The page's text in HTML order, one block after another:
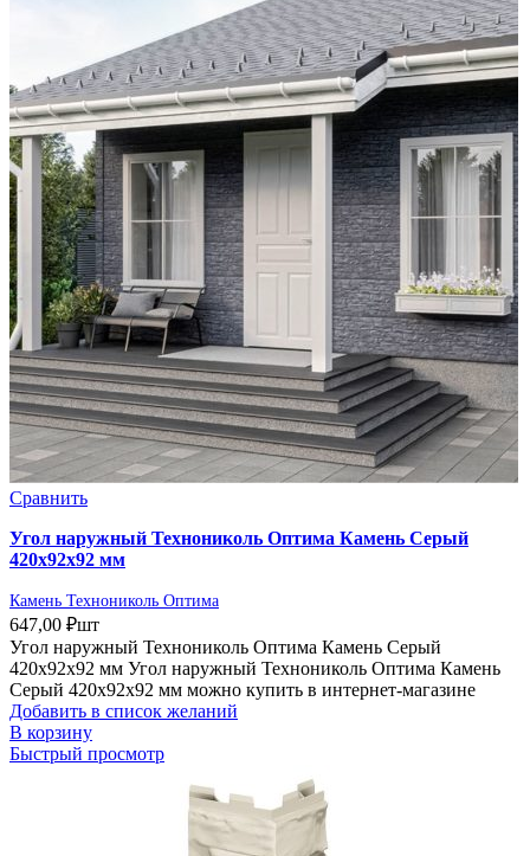
Сравнить
Угол наружный Технониколь Оптима Камень Серый
420х92х92 мм
Камень Технониколь Оптима
647,00 ₽шт
Угол наружный Технониколь Оптима Камень Серый
420х92х92 мм Угол наружный Технониколь Оптима Камень
Серый 420х92х92 мм можно купить в интернет-магазине
Добавить в список желаний
В корзину
Быстрый просмотр